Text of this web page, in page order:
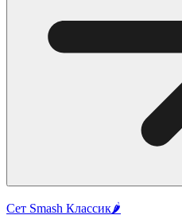
Сет Smash Классик🌶️